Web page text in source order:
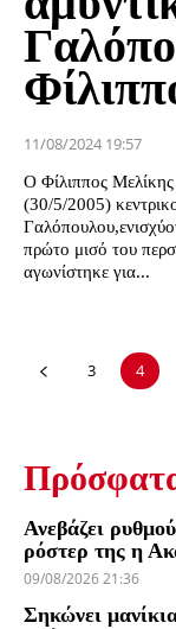
11/08/2024 19:57
Ο Φίλιππος
(30/5/2005)
πρώτο μισό του
αγωνίστηκε για...
3 4
Ανεβάζει
ρόστερ της η
09/08/2026 21:36
Σηκώνει